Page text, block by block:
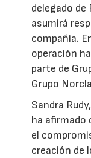
delegado de
asumirá
compañía.
operación
parte de
Grupo
Sandra
ha afirmado
el
creación de